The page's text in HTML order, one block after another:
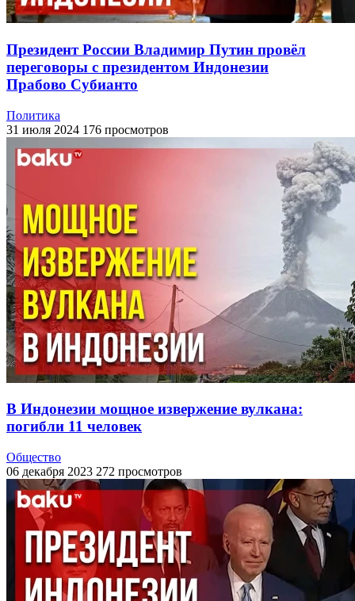
Президент России Владимир Путин провёл
переговоры с президентом Индонезии
Прабово Субианто
Политика
31 июля 2024 176 просмотров
В Индонезии мощное извержение вулкана:
погибли 11 человек
Общество
06 декабря 2023 272 просмотров